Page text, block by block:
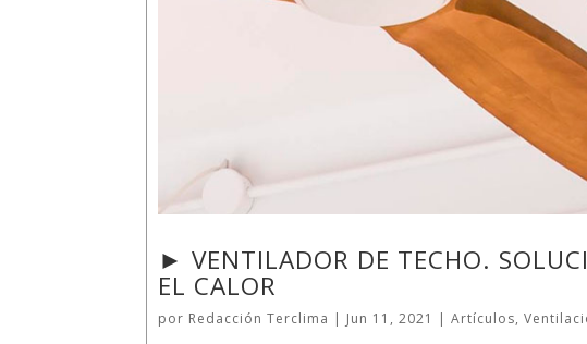
► VENTILADOR DE TECHO.
EL CALOR
por Redacción Terclima | Jun 11, 2021 |Artículos,